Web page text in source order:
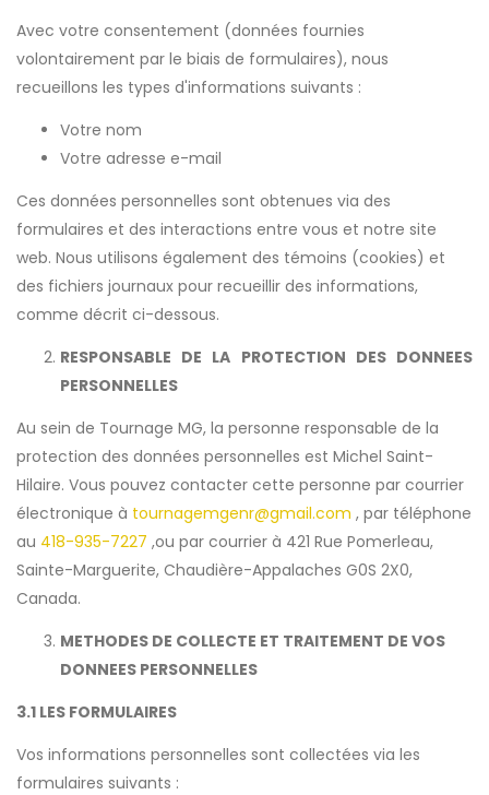
Avec votre consentement (données fournies
volontairement par le biais de formulaires), nous
recueillons les types d'informations suivants :
Votre nom
Votre adresse e-mail
Ces données personnelles sont obtenues via des
formulaires et des interactions entre vous et notre site
web. Nous utilisons également des témoins (cookies) et
des fichiers journaux pour recueillir des informations,
comme décrit ci-dessous.
RESPONSABLE DE LA PROTECTION DES DONNEES
PERSONNELLES
Au sein de Tournage MG, la personne responsable de la
protection des données personnelles est Michel Saint-
Hilaire. Vous pouvez contacter cette personne par courrier
électronique à tournagemgenr@gmail.com , par téléphone
au 418-935-7227 ,ou par courrier à 421 Rue Pomerleau,
Sainte-Marguerite, Chaudière-Appalaches G0S 2X0,
Canada.
METHODES DE COLLECTE ET TRAITEMENT DE VOS
DONNEES PERSONNELLES
3.1 LES FORMULAIRES
Vos informations personnelles sont collectées via les
formulaires suivants :